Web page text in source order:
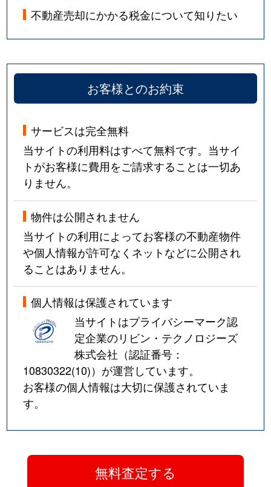
不動産売却にかかる税金について知りたい
お客様とのお約束
サービスは完全無料
当サイトの利用料はすべて無料です。当サイ
トがお客様に費用をご請求することは一切あ
りません。
物件は公開されません
当サイトの利用によってお客様の不動産物件
や個人情報が許可なくネットなどに公開され
ることはありません。
個人情報は保護されています
当サイトはプライバシーマーク認
定企業のリビン・テクノロジーズ
株式会社（認証番号：
10830322(10)）が運営しています。
お客様の個人情報は大切に保護されていま
す。